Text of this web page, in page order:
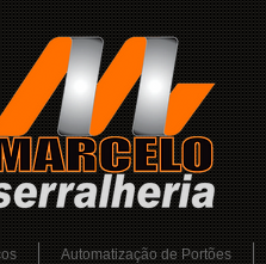
Automatização de Portões